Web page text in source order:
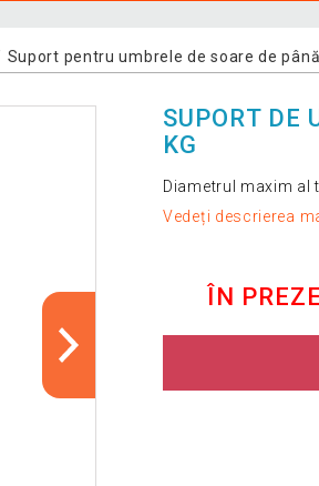
Suport pentru umbrele de soare de
SUPORT DE
KG
Diametrul maxim al
Vedeți descrierea
ÎN